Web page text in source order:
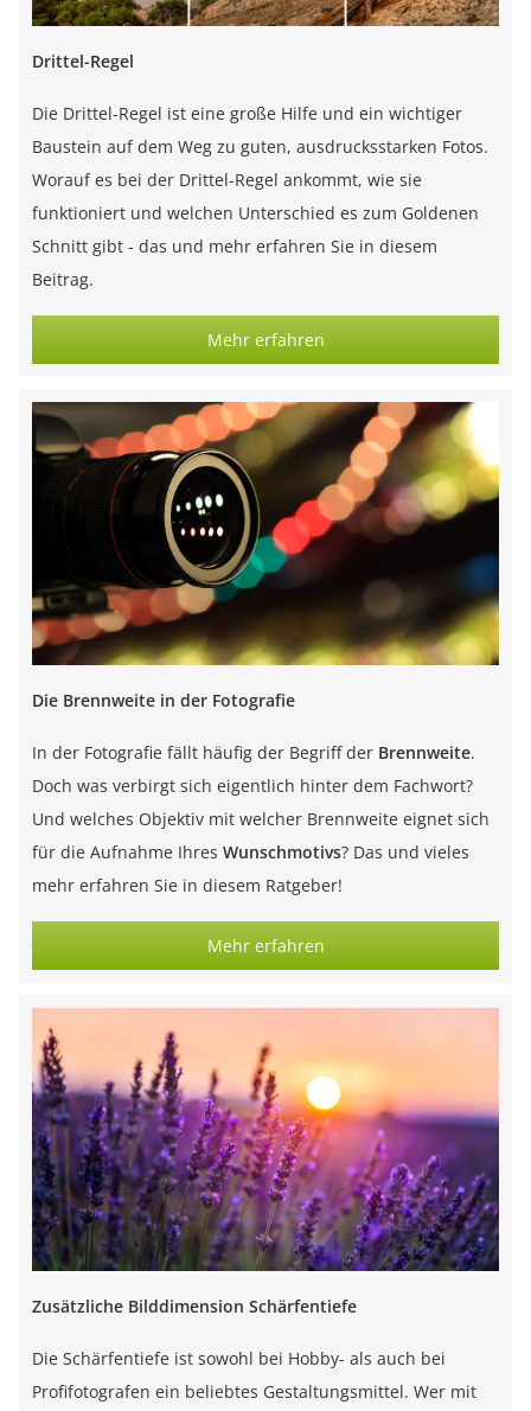
Drittel-Regel
Die Drittel-Regel ist eine große Hilfe und ein wichtiger
Baustein auf dem Weg zu guten, ausdrucksstarken Fotos.
Worauf es bei der Drittel-Regel ankommt, wie sie
funktioniert und welchen Unterschied es zum Goldenen
Schnitt gibt - das und mehr erfahren Sie in diesem
Beitrag.
Mehr erfahren
Die Brennweite in der Fotografie
In der Fotografie fällt häufig der Begriff der Brennweite.
Doch was verbirgt sich eigentlich hinter dem Fachwort?
Und welches Objektiv mit welcher Brennweite eignet sich
für die Aufnahme Ihres Wunschmotivs? Das und vieles
mehr erfahren Sie in diesem Ratgeber!
Mehr erfahren
Zusätzliche Bilddimension Schärfentiefe
Die Schärfentiefe ist sowohl bei Hobby- als auch bei
Profifotografen ein beliebtes Gestaltungsmittel. Wer mit